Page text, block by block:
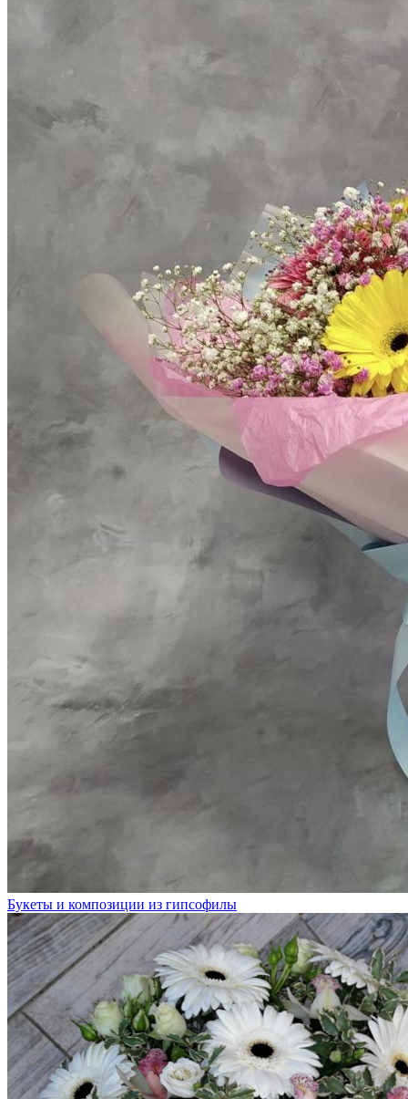
Букеты и композиции из гипсофилы